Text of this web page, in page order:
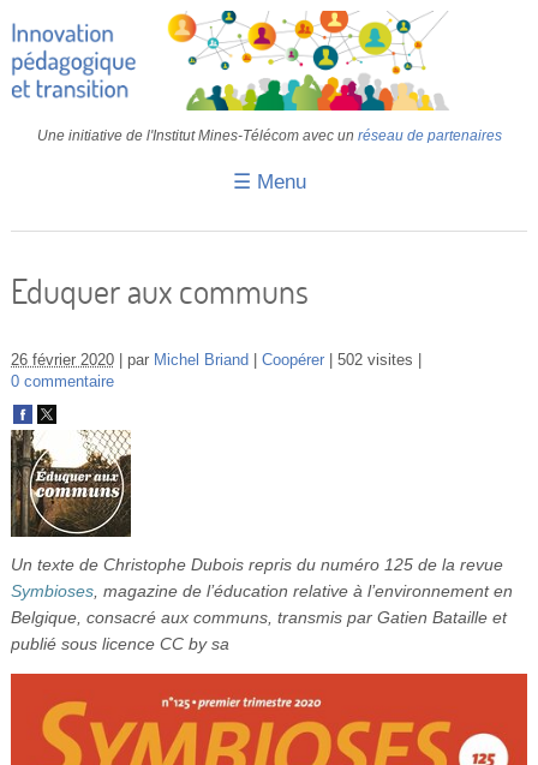
Une initiative de l'Institut Mines-Télécom avec un réseau de partenaires
☰ Menu
Transition
Vidéos
S’inscrire
Se connecter
Eduquer aux communs
26 février 2020 par Michel Briand Coopérer
502 visites
0 commentaire
Un texte de Christophe Dubois repris du numéro 125 de la revue
Symbioses, magazine de l’éducation relative à l’environnement en
Belgique, consacré aux communs, transmis par Gatien Bataille et
publié sous licence CC by sa